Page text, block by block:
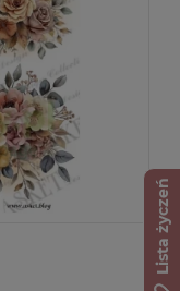
Lista życzeń